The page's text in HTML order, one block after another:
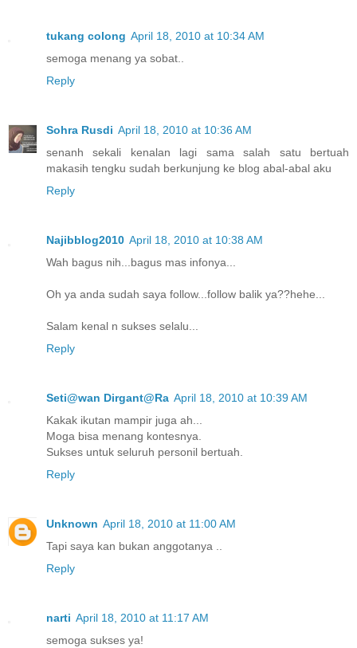
tukang colong April 18, 2010 at 10:34 AM
semoga menang ya sobat..
Reply
Sohra Rusdi April 18, 2010 at 10:36 AM
senanh sekali kenalan lagi sama salah satu bertuah
makasih tengku sudah berkunjung ke blog abal-abal aku
Reply
Najibblog2010 April 18, 2010 at 10:38 AM
Wah bagus nih...bagus mas infonya...
Oh ya anda sudah saya follow...follow balik ya??hehe...
Salam kenal n sukses selalu...
Reply
Seti@wan Dirgant@Ra April 18, 2010 at 10:39 AM
Kakak ikutan mampir juga ah...
Moga bisa menang kontesnya.
Sukses untuk seluruh personil bertuah.
Reply
Unknown April 18, 2010 at 11:00 AM
Tapi saya kan bukan anggotanya ..
Reply
narti April 18, 2010 at 11:17 AM
semoga sukses ya!